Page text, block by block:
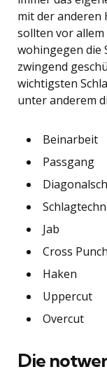
mit der anderen
sollten vor
wohingegen die
zwingend
wichtigsten
unter anderem
Beinarbeit
Passgang
Jab
Cross Punch
Haken
Uppercut
Overcut
Die